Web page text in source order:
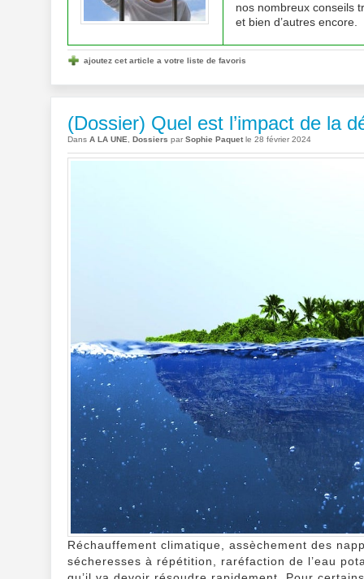
nos nombreux conseils
et bien d’autres encore.
ajoutez cet article a votre liste de favoris
(Dossier) Quel est l’impact de la
Dans A LA UNE Dossiers par Sophie Paquet le 28 février 2024
Réchauffement climatique, assèchement des
sécheresses à répétition, raréfaction de l’eau